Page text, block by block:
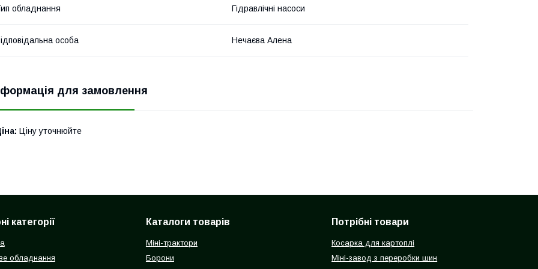
обладнання Гідравлічні насоси
особа Нечаєва Алена
для замовлення
Ціну уточнюйте
категорії
обладнання
Каталоги товарів
Міні-трактори
Борони
Потрібні товари
Косарка для картоплі
Міні-завод з переробки шин